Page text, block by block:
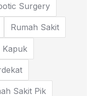
Surgery
Rumah Sakit
Kapuk
Sakit Pik